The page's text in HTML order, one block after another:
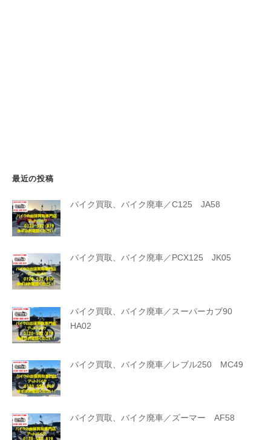
最近の投稿
バイク買取、バイク廃車／C125 JA58
バイク買取、バイク廃車／PCX125 JK05
バイク買取、バイク廃車／スーパーカブ90
HA02
バイク買取、バイク廃車／レブル250 MC49
バイク買取、バイク廃車／ズーマー AF58